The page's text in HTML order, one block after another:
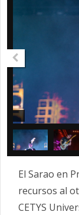
El Sarao en
recursos al
CETYS